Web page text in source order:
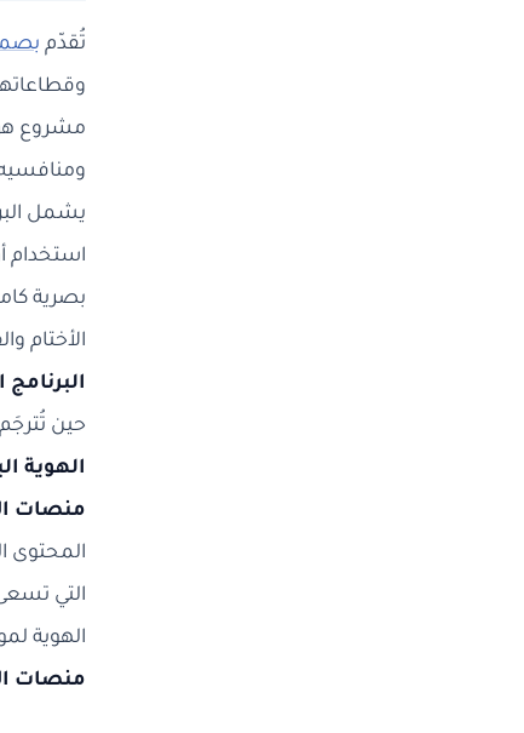
تُقدّم
مشروع
يشمل
استخدام
بصرية
الأختام
حين
الهوية
منصات
المحتوى
التي
الهوية
منصات